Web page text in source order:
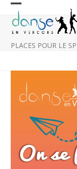
Skip
content
Open
mobile
menu
Close
mobile
menu
PLACES POUR LE